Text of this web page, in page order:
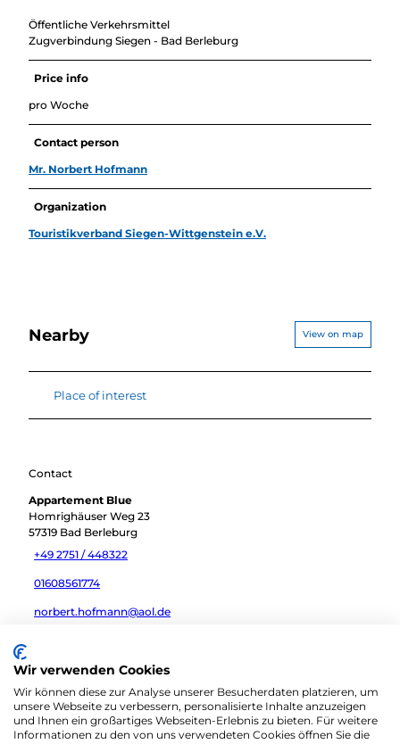
Öffentliche Verkehrsmittel
Zugverbindung Siegen - Bad Berleburg
Price info
pro Woche
Contact person
Mr. Norbert Hofmann
Organization
Touristikverband Siegen-Wittgenstein e.V.
Nearby View on map
Place of interest
Contact
Appartement Blue
Homrighäuser Weg 23
57319 Bad Berleburg
+49 2751 / 448322
01608561774
norbert.hofmann@aol.de
Travel by public transport
Sketch route
Wir verwenden Cookies
Wir können diese zur Analyse unserer Besucherdaten platzieren, um
unsere Webseite zu verbessern, personalisierte Inhalte anzuzeigen
und Ihnen ein großartiges Webseiten-Erlebnis zu bieten. Für weitere
Informationen zu den von uns verwendeten Cookies öffnen Sie die